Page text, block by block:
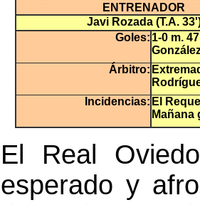
ENTRENADOR
Javi Rozada (T.A.
Goles: 1-0 m.
Árbitro:
Incidencias: El
Mañana
El Real
esperado y